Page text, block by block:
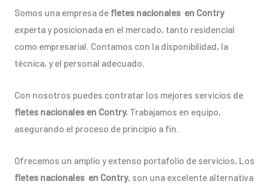
Somos una empresa de fletes nacionales en Contry
experta y posicionada en el mercado, tanto residencial
como empresarial. Contamos con la disponibilidad, la
técnica, y el personal adecuado.
Con nosotros puedes contratar los mejores servicios de
fletes nacionales en Contry. Trabajamos en equipo,
asegurando el proceso de principio a fin.
Ofrecemos un amplio y extenso portafolio de servicios. Los
fletes nacionales en Contry, son una excelente alternativa